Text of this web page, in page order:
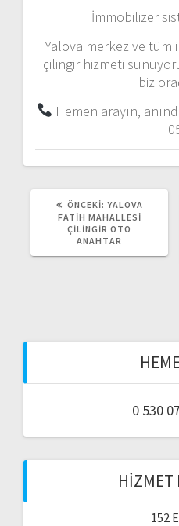
İmmobilizer
Yalova merkez ve
çilingir hizmeti
biz
Hemen arayın,
ÖNCEKI: Ö
N
C
E
YALOVA
FATİH MAHALLESİ
ÇİLİNGİR OTO
ANAHTAR
0 530
HIZMET
152